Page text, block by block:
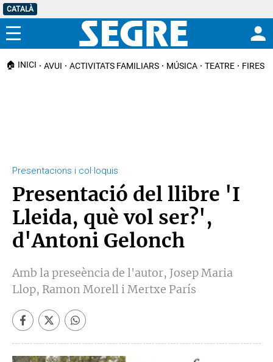
CATALÀ
Menú
🏠 INICI AVUI ACTIVITATS FAMILIARS MÚSICA TEATRE FIRES I
Presentacions i col·loquis
Presentació del llibre 'I
Lleida, què vol ser?',
d'Antoni Gelonch
Amb la preseència de l'autor, Josep Maria
Llop, Ramon Morell i Mertxe París